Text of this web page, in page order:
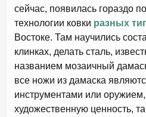
сейчас, появилась гораздо
технологии ковки разных
Востоке. Там научились
клинках, делать сталь,
названием мозаичный
все ножи из дамаска
инструментами или
художественную ценность,